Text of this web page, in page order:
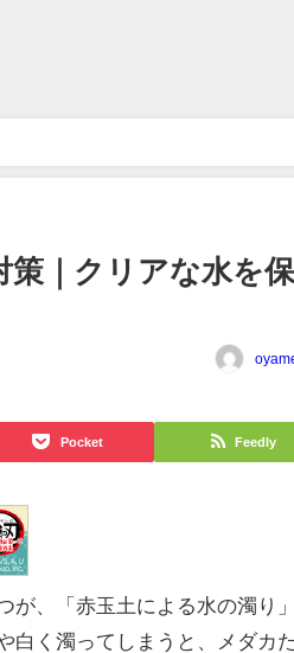
策｜クリアな水を
Pocket Feedly
が、「赤玉土による水の濁り
白く濁ってしまうと、メダカ